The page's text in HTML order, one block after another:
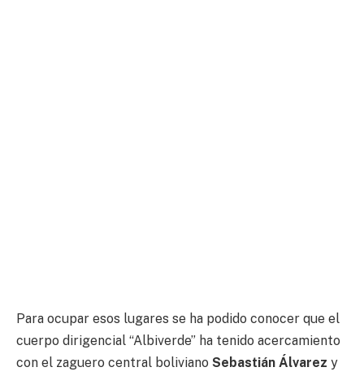
Para ocupar esos lugares se ha podido conocer que el
cuerpo dirigencial “Albiverde” ha tenido acercamiento
con el zaguero central boliviano Sebastián Álvarez y